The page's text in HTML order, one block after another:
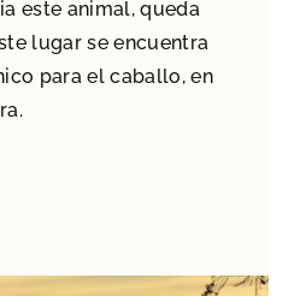
este animal, queda
lugar se encuentra
para el caballo, en